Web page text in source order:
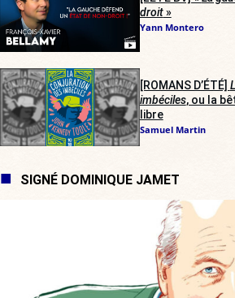
droit»
Yann Montero
[ROMANS D’ÉTÉ]
imbéciles, ou la
libre
Samuel Martin
SIGNÉ DOMINIQUE JAMET